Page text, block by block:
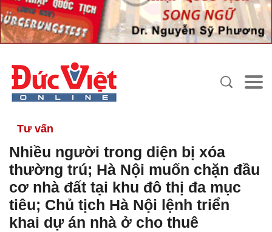
Tư vấn
Nhiều người trong diện bị xóa
thường trú; Hà Nội muốn chặn đầu
cơ nhà đất tại khu đô thị đa mục
tiêu; Chủ tịch Hà Nội lệnh triển
khai dự án nhà ở cho thuê